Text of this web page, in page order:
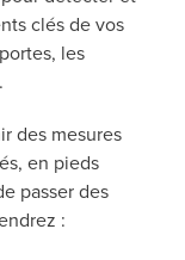
clés de vos
les
des mesures
en pieds
passer des
: